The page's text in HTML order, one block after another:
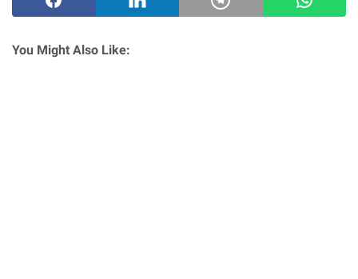
You Might Also Like: